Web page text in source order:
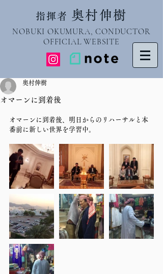
指揮者 奥村伸樹
NOBUKI OKUMURA, CONDUCTOR
OFFICIAL WEBSITE
オマーンに到着後
奥村伸樹
オマーンに到着後、明日からのリハーサルと本
番前に新しい世界を学習中。